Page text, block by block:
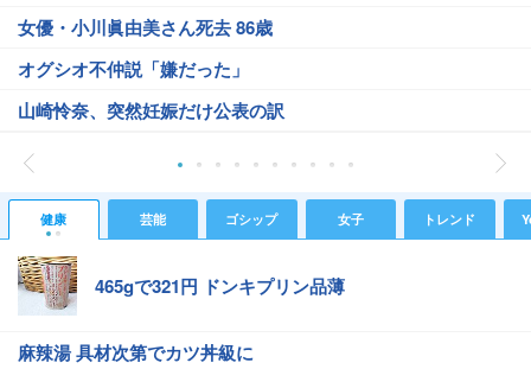
女優・小川眞由美さん死去 86歳
オグシオ不仲説「嫌だった」
山崎怜奈、突然妊娠だけ公表の訳
健康 芸能 ゴシップ 女子 トレンド
465gで321円 ドンキプリン品薄
麻辣湯 具材次第でカツ丼級に